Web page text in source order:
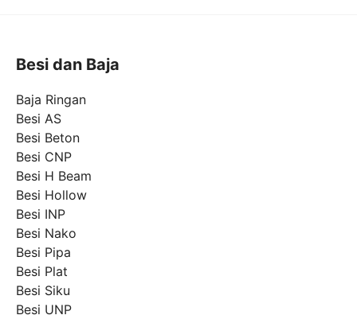
Besi dan Baja
Baja Ringan
Besi AS
Besi Beton
Besi CNP
Besi H Beam
Besi Hollow
Besi INP
Besi Nako
Besi Pipa
Besi Plat
Besi Siku
Besi UNP